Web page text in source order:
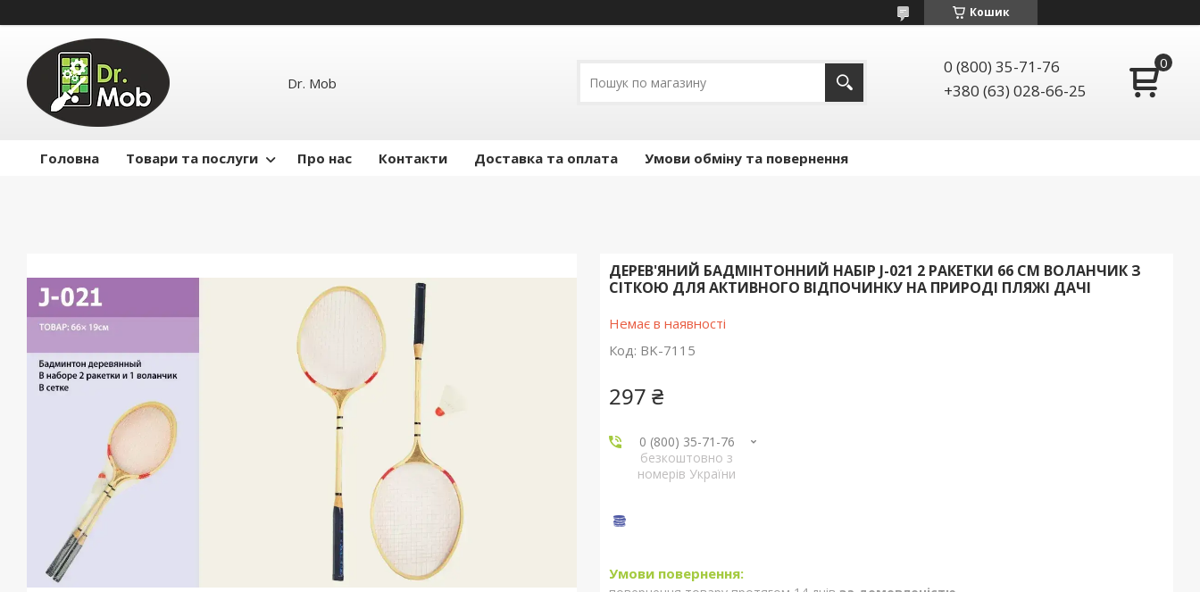
Кошик
Dr. Mob
0 (800) 35-71-76
+380 (63) 028-66-25
Головна Товари та послуги Про нас Контакти Доставка та оплата Умови обміну та повернення
ДЕРЕВ'ЯНИЙ БАДМІНТОННИЙ НАБІР J-021 2 РАКЕТКИ 66 СМ ВОЛАНЧИК З
СІТКОЮ ДЛЯ АКТИВНОГО ВІДПОЧИНКУ НА ПРИРОДІ ПЛЯЖІ ДАЧІ
Немає в наявності
Код: BK-7115
297 ₴
0 (800) 35-71-76
безкоштовно з
номерів України